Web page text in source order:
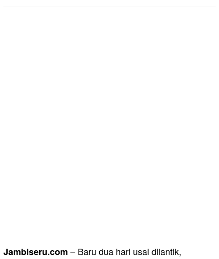
Jambiseru.com – Baru dua hari usai dilantik,